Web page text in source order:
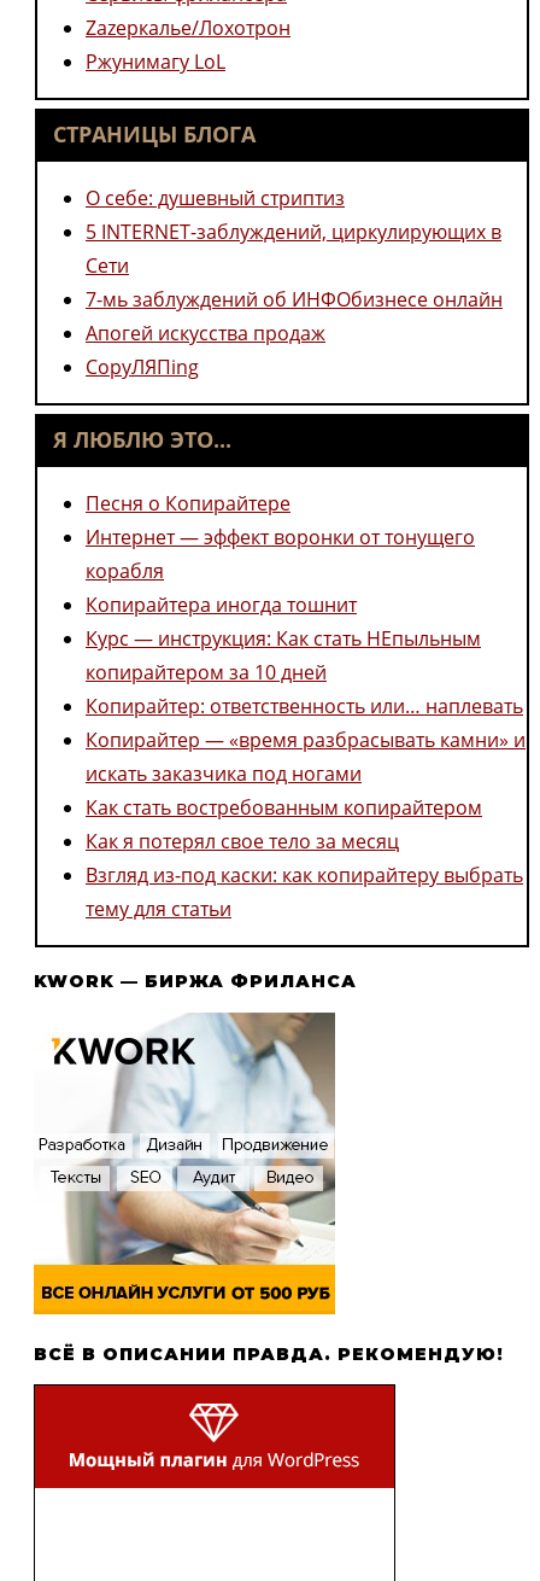
Zazеркалье/Лохотрон
Ржунимагу LoL
СТРАНИЦЫ БЛОГА
О себе: душевный стриптиз
5 INTERNET-заблуждений, циркулирующих в
Сети
7-мь заблуждений об ИНФОбизнесе онлайн
Апогей искусства продаж
CopyЛЯПing
Я ЛЮБЛЮ ЭТО...
Песня о Копирайтере
Интернет — эффект воронки от тонущего
корабля
Копирайтера иногда тошнит
Курс — инструкция: Как стать НЕпыльным
копирайтером за 10 дней
Копирайтер: ответственность или… наплевать
Копирайтер — «время разбрасывать камни» и
искать заказчика под ногами
Как стать востребованным копирайтером
Как я потерял свое тело за месяц
Взгляд из-под каски: как копирайтеру выбрать
тему для статьи
KWORK — БИРЖА ФРИЛАНСА
ВСЁ В ОПИСАНИИ ПРАВДА. РЕКОМЕНДУЮ!